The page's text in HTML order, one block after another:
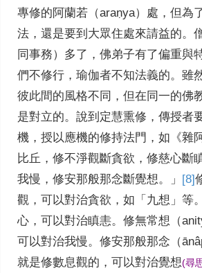
專修的阿蘭若（araṇya）處 ，但為
法 ，還是要到大眾住處來請益的。
同事務）多了 ，佛弟子有了偏重與
們不修行 ，瑜伽者不知法義的。雖
彼此間的風格不同 ，但在同一的佛
是對立的。說到定慧熏修 ，傳授者
機 ，授以應機的修持法門 ，如 《雜
比丘 ，修不淨觀斷貪欲 ，修慈心斷
我慢 ，修安那般那念斷覺想。」 [8]
觀 ，可以對治貪欲 ，如 「 九想 」等
心 ，可以對治瞋恚。修無常想（
可以對治我慢。修安那般那念 （
就是修數息觀的 ，可以對治覺想(尋